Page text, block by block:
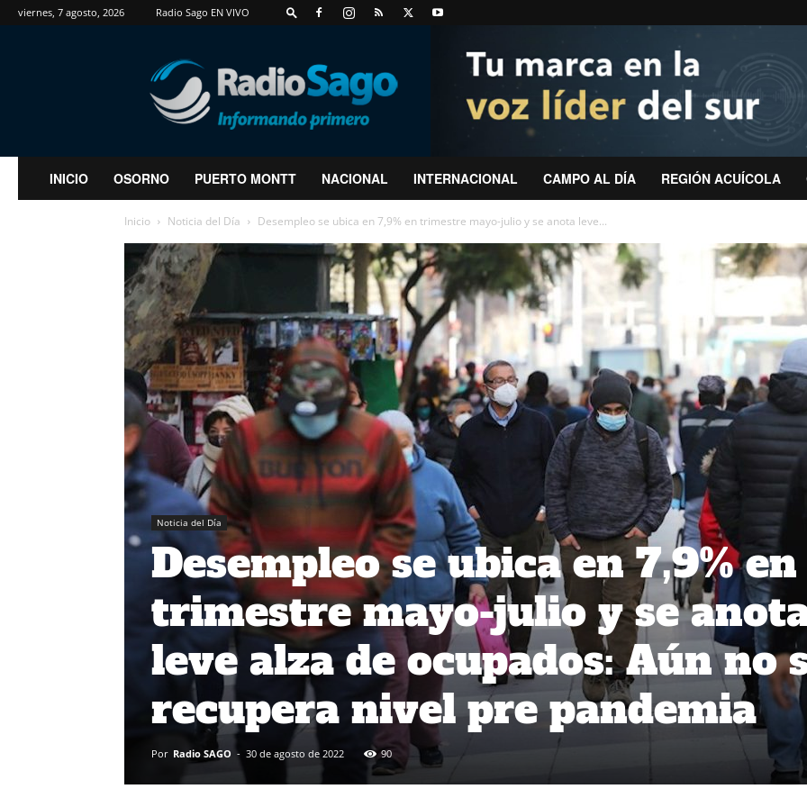
viernes, 7 agosto, 2026 Radio Sago EN VIVO
RadioSago
INICIO OSORNO PUERTO MONTT NACIONAL INTERNACIONAL CAMPO AL DÍA REGIÓN ACUÍCOLA
Inicio Noticia del Día Desempleo se ubica en 7,9% en trimestre mayo-julio y se anota leve...
Noticia del Día
Desempleo se ubica en 7,9% en
trimestre mayo-julio y se
leve alza de ocupados: Aún no
recupera nivel pre pandemia
Por Radio SAGO - 30 de agosto de 2022 90